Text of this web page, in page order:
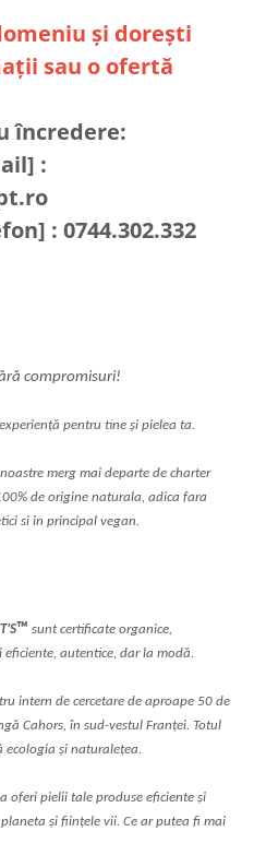
și dorești
sau o ofertă
încredere:
:
: 0744.302.332
compromisuri!
pentru tine și pielea ta.
merg mai departe de charter
de origine naturala, adica fara
si in principal vegan.
™ sunt certificate organice,
autentice, dar la modă.
intern de cercetare de aproape 50 de
Cahors, în sud-vestul Franței. Totul
ecologia și naturalețea.
oferi pielii tale produse eficiente și
și ființele vii. Ce ar putea fi mai